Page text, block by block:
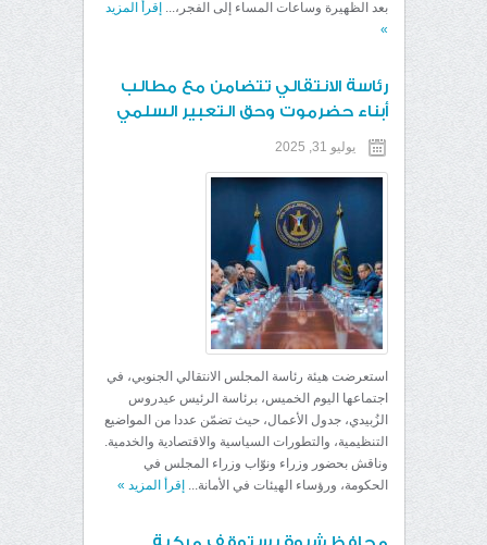
بعد الظهيرة وساعات المساء إلى الفجر،... إقرأ المزيد
»
رئاسة الانتقالي تتضامن مع مطالب
أبناء حضرموت وحق التعبير السلمي
يوليو 31, 2025
استعرضت هيئة رئاسة المجلس الانتقالي الجنوبي، في
اجتماعها اليوم الخميس، برئاسة الرئيس عيدروس
الزُبيدي، جدول الأعمال، حيث تضمّن عددا من المواضيع
التنظيمية، والتطورات السياسية والاقتصادية والخدمية.
وناقش بحضور وزراء ونوّاب وزراء المجلس في
الحكومة، ورؤساء الهيئات في الأمانة... إقرأ المزيد »